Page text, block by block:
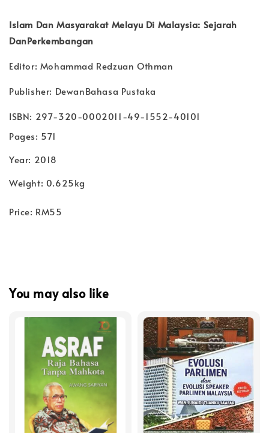
Islam Dan Masyarakat Melayu Di Malaysia: Sejarah
DanPerkembangan
Editor: Mohammad Redzuan Othman
Publisher: DewanBahasa Pustaka
ISBN: 297-320-0002011-49-1552-40101
Pages: 571
Year: 2018
Weight: 0.625kg
Price: RM55
You may also like